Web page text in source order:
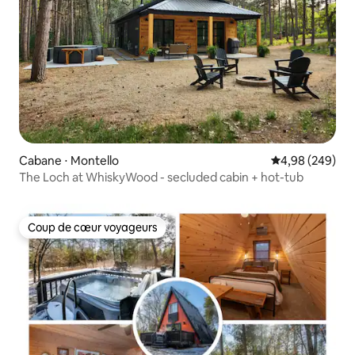
Cabane ⋅ Montello Évaluation
4,98 (249)
The Loch at WhiskyWood - secluded cabin + hot-tub
Coup de cœur voyageurs
Coup de cœur voyageurs